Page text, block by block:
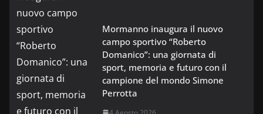
Mormanno inaugura il nuovo
campo sportivo “Roberto
Domanico”: una giornata di
sport, memoria e futuro con il
campione del mondo Simone
Perrotta